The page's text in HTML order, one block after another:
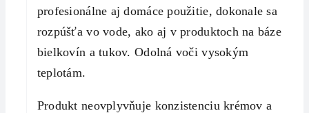
profesionálne aj domáce použitie, dokonale sa
rozpúšťa vo vode, ako aj v produktoch na báze
bielkovín a tukov. Odolná voči vysokým
teplotám.
Produkt neovplyvňuje konzistenciu krémov a